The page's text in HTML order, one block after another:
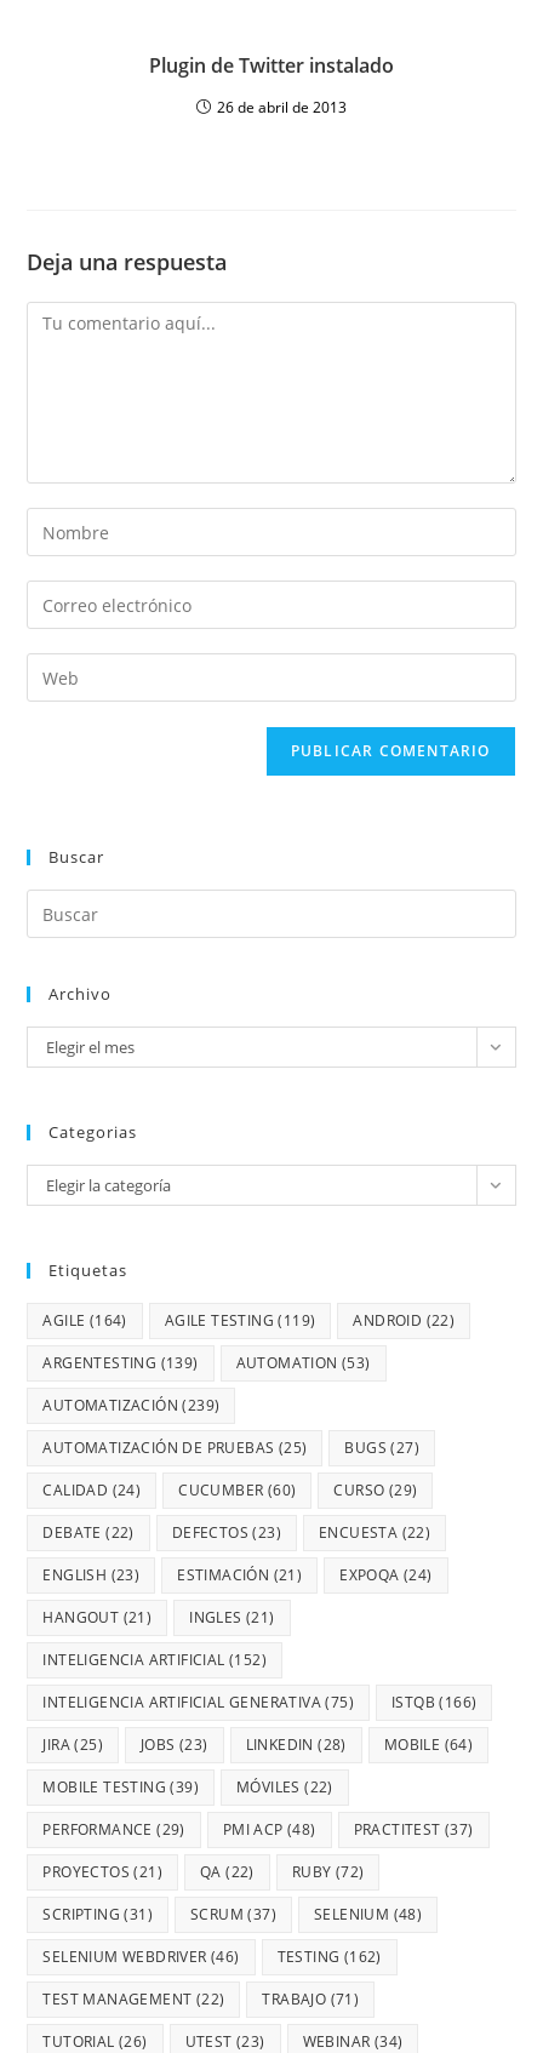
Plugin de Twitter instalado
26 de abril de 2013
Deja una respuesta
Buscar
Archivo
Elegir el mes
Categorias
Elegir la categoría
Etiquetas
AGILE (164) AGILE TESTING (119) ANDROID (22)
ARGENTESTING (139) AUTOMATION (53)
AUTOMATIZACIÓN (239)
AUTOMATIZACIÓN DE PRUEBAS (25) BUGS (27)
CALIDAD (24) CUCUMBER (60) CURSO (29)
DEBATE (22) DEFECTOS (23) ENCUESTA (22)
ENGLISH (23) ESTIMACIÓN (21) EXPOQA (24)
HANGOUT (21) INGLES (21)
INTELIGENCIA ARTIFICIAL (152)
INTELIGENCIA ARTIFICIAL GENERATIVA(75) ISTQB (166)
JIRA(25) JOBS (23) LINKEDIN (28) MOBILE (64)
MOBILE TESTING (39) MÓVILES (22)
PERFORMANCE (29) PMI ACP (48) PRACTITEST (37)
PROYECTOS (21) QA (22) RUBY (72)
SCRIPTING (31) SCRUM (37) SELENIUM (48)
SELENIUM WEBDRIVER (46) TESTING (162)
TEST MANAGEMENT (22) TRABAJO (71)
TUTORIAL (26) UTEST (23) WEBINAR (34)